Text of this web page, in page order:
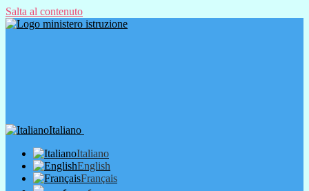
Salta al contenuto
Italiano
Italiano
English
Français